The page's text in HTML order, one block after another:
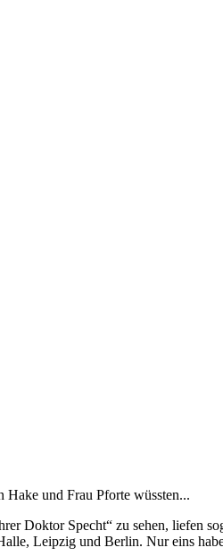
und Frau Pforte wüssten...
Doktor Specht“ zu sehen, liefen
Leipzig und Berlin. Nur eins